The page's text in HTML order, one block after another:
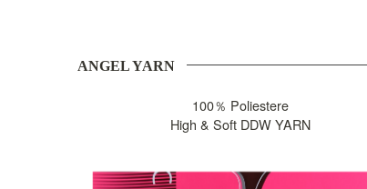
ANGEL YARN
100％ Poliestere
High & Soft DDW YARN